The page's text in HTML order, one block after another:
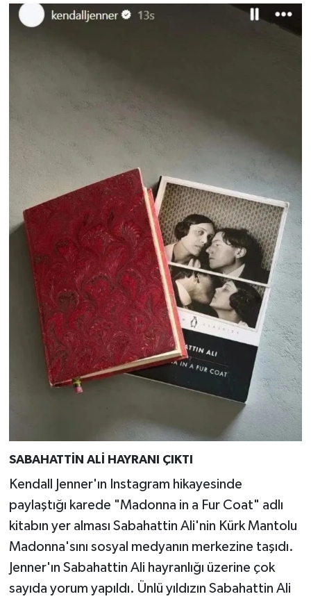
SABAHATTİN ALİ HAYRANI ÇIKTI
Kendall Jenner'ın Instagram hikayesinde
paylaştığı karede "Madonna in a Fur Coat" adlı
kitabın yer alması Sabahattin Ali'nin Kürk Mantolu
Madonna'sını sosyal medyanın merkezine taşıdı.
Jenner'ın Sabahattin Ali hayranlığı üzerine çok
sayıda yorum yapıldı. Ünlü yıldızın Sabahattin Ali